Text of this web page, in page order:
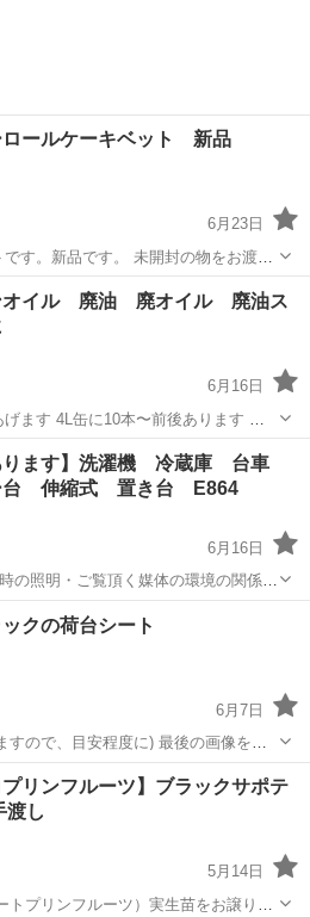
ロールケーキベット 新品
6月23日
す。新品です。 未開封の物をお渡し
んが入ってくれます。 とっても可愛
。
その他 新品
オイル 廃油 廃オイル 廃油ス
6月16日
あります 整
交換するたび増えて 置き場に困って
その他 廃油ストーブ
ります】洗濯機 冷蔵庫 台車
台 伸縮式 置き台 E864
6月16日
見える場合がございますのでご承知
その他
クの荷台シート
6月7日
すので、目安程度に) 最後の画像を参
感あり...
その他
リンフルーツ】ブラックサポテ
渡し
5月14日
プリンフルーツ）実生苗をお譲りし